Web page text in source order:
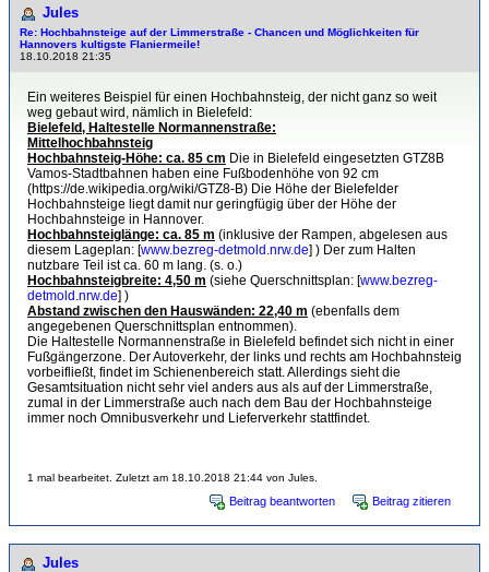
Jules
Re: Hochbahnsteige auf der Limmerstraße - Chancen und Möglichkeiten für
Hannovers kultigste Flaniermeile!
18.10.2018 21:35
Ein weiteres Beispiel für einen Hochbahnsteig, der nicht ganz so weit
weg gebaut wird, nämlich in Bielefeld:
Bielefeld, Haltestelle Normannenstraße:
Mittelhochbahnsteig
Hochbahnsteig-Höhe: ca. 85 cm Die in Bielefeld eingesetzten GTZ8B
Vamos-Stadtbahnen haben eine Fußbodenhöhe von 92 cm
(https://de.wikipedia.org/wiki/GTZ8-B) Die Höhe der Bielefelder
Hochbahnsteige liegt damit nur geringfügig über der Höhe der
Hochbahnsteige in Hannover.
Hochbahnsteiglänge: ca. 85 m (inklusive der Rampen, abgelesen aus
diesem Lageplan: [www.bezreg-detmold.nrw.de] ) Der zum Halten
nutzbare Teil ist ca. 60 m lang. (s. o.)
Hochbahnsteigbreite: 4,50 m (siehe Querschnittsplan: [www.bezreg-
detmold.nrw.de] )
Abstand zwischen den Hauswänden: 22,40 m (ebenfalls dem
angegebenen Querschnittsplan entnommen).
Die Haltestelle Normannenstraße in Bielefeld befindet sich nicht in einer
Fußgängerzone. Der Autoverkehr, der links und rechts am Hochbahnsteig
vorbeifließt, findet im Schienenbereich statt. Allerdings sieht die
Gesamtsituation nicht sehr viel anders aus als auf der Limmerstraße,
zumal in der Limmerstraße auch nach dem Bau der Hochbahnsteige
immer noch Omnibusverkehr und Lieferverkehr stattfindet.
1 mal bearbeitet. Zuletzt am 18.10.2018 21:44 von Jules.
Beitrag beantworten Beitrag zitieren
Jules